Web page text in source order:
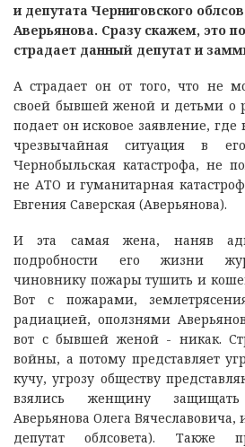
и депутата Черниговского
Аверьянова. Сразу скажем, это
страдает данный депутат и
А страдает он от того, что не
своей бывшей женой и детьми о
подает он исковое заявление, где
чрезвычайная ситуация в
Чернобыльская катастрофа, не
не АТО и гуманитарная
Евгения Саверская (Аверьянова).
И эта самая жена, наняв
подробности его жизни
чиновнику пожары тушить и
Вот с пожарами,
радиацией, оползнями
вот с бывшей женой - никак.
войны, а потому представляет
кучу, угрозу обществу
взялись женщину
Аверьянова Олега
депутат облсовета). Также